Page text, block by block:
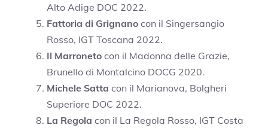
Alto Adige DOC 2022.
Fattoria di Grignano con il Singersangio
Rosso, IGT Toscana 2022.
Il Marroneto con il Madonna delle Grazie,
Brunello di Montalcino DOCG 2020.
Michele Satta con il Marianova, Bolgheri
Superiore DOC 2022.
La Regola con il La Regola Rosso, IGT Costa